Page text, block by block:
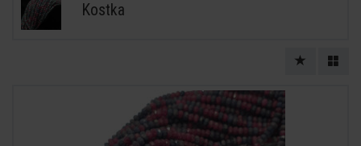
Kostka